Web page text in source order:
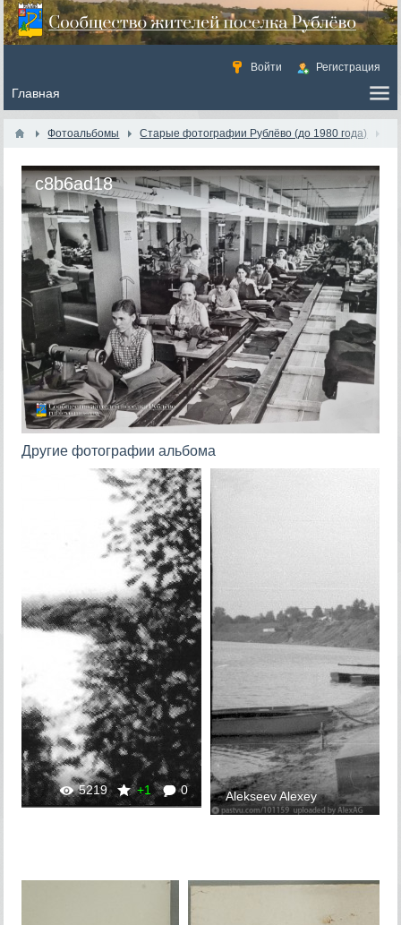
Войти Регистрация
Фотоальбомы Старые фотографии Рублёво (до 1980 года)
c8b6ad18
Другие фотографии альбома
5219 +1 0 Alekseev Alexey